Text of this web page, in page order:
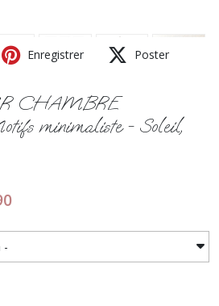
Enregistrer Poster
CHAMBRE
minimaliste - Soleil,